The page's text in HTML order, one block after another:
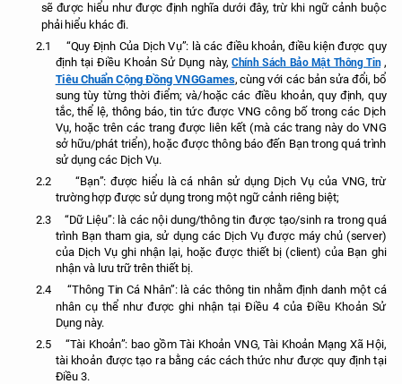
sẽ được hiểu như được định nghĩa dưới đây, trừ khi ngữ cảnh buộc
phải hiểu khác đi.
2.1
“Quy Định Của Dịch Vụ”: là các điều khoản, điều kiện được quy
định tại Điều Khoản Sử Dụng này,Chính Sách Bảo Mật Thông Tin,
Tiêu Chuẩn Cộng Đồng VNGGames, cùng với các bản sửa đổi, bổ
sung tùy từng thời điểm; và/hoặc các điều khoản, quy định, quy
tắc, thể lệ, thông báo, tin tức được VNG công bố trong các Dịch
Vụ, hoặc trên các trang được liên kết (mà các trang này do VNG
sở hữu/phát triển), hoặc được thông báo đến Bạn trong quá trình
sử dụng các Dịch Vụ.
2.2 “Bạn”: được hiểu là cá nhân sử dụng Dịch Vụ của VNG, trừ
trường hợp được sử dụng trong một ngữ cảnh riêng biệt;
2.3 “Dữ Liệu”: là các nội dung/thông tin được tạo/sinh ra trong quá
trình Bạn tham gia, sử dụng các Dịch Vụ được máy chủ (server)
của Dịch Vụ ghi nhận lại, hoặc được thiết bị (client) của Bạn ghi
nhận và lưu trữ trên thiết bị.
2.4
“Thông Tin Cá Nhân”: là các thông tin nhằm định danh một cá
nhân cụ thể như được ghi nhận tại Điều 4 của Điều Khoản Sử
Dụng này.
2.5 “Tài Khoản”: bao gồm Tài Khoản VNG, Tài Khoản Mạng Xã Hội,
tài khoản được tạo ra bằng các cách thức như được quy định tại
Điều 3.